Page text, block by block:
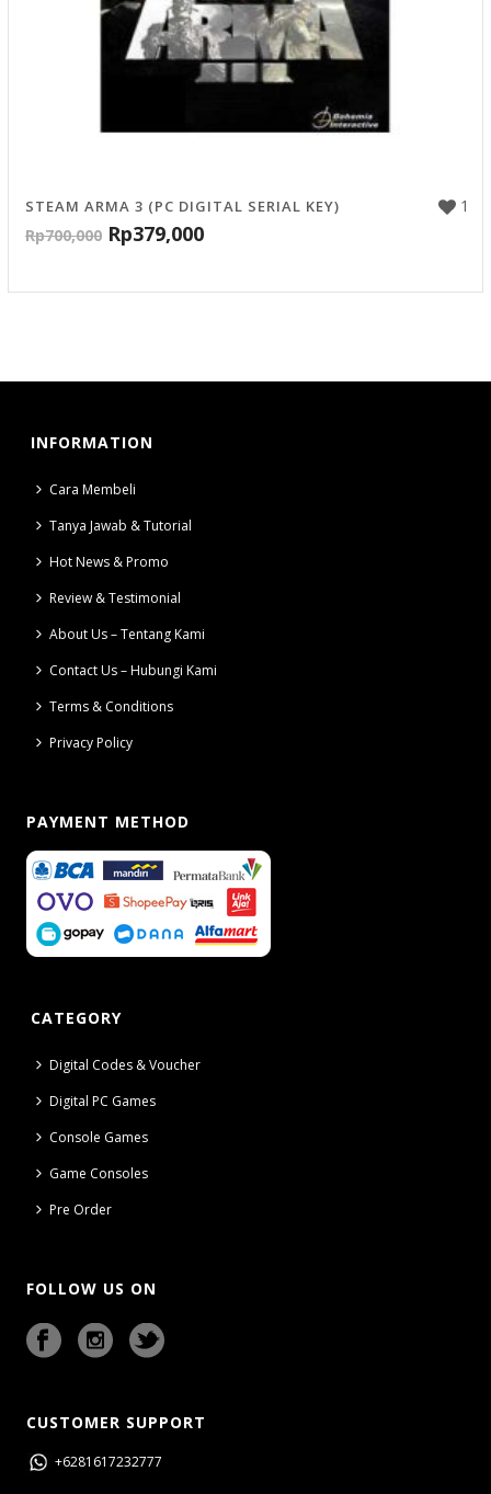
1
STEAM ARMA 3 (PC DIGITAL SERIAL KEY)
Rp700,000 Rp379,000
INFORMATION
Cara Membeli
Tanya Jawab & Tutorial
Hot News & Promo
Review & Testimonial
About Us – Tentang Kami
Contact Us – Hubungi Kami
Terms & Conditions
Privacy Policy
PAYMENT METHOD
CATEGORY
Digital Codes & Voucher
Digital PC Games
Console Games
Game Consoles
Pre Order
FOLLOW US ON
CUSTOMER SUPPORT
+6281617232777